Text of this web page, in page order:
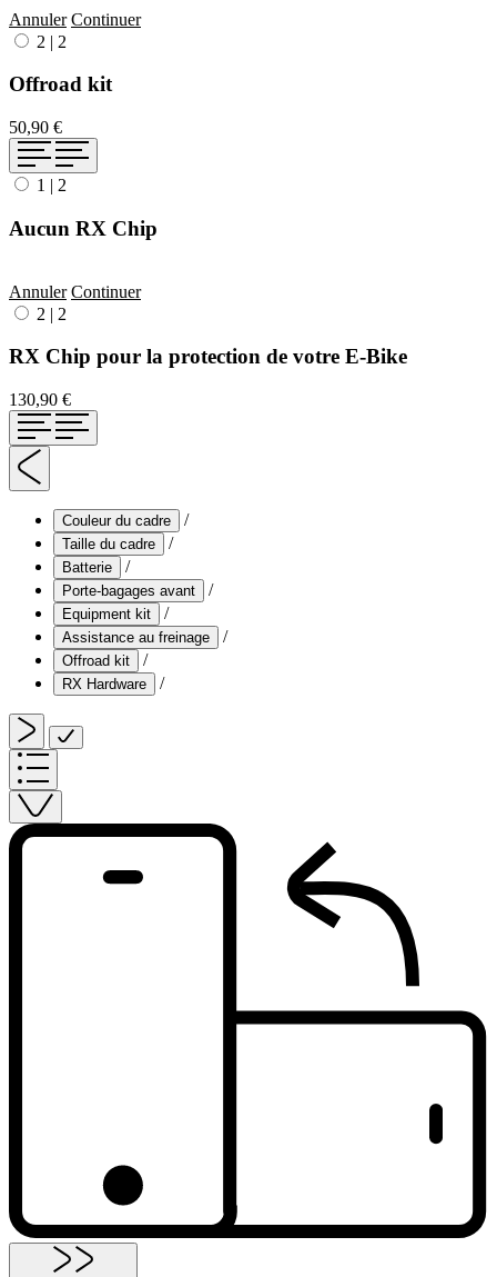
Annuler Continuer
2 | 2
Offroad kit
50,90 €
1 | 2
Aucun RX Chip
Annuler Continuer
2 | 2
RX Chip pour la protection de votre E-Bike
130,90 €
Couleur du cadre /
Taille du cadre /
Batterie /
Porte-bagages avant /
Equipment kit /
Assistance au freinage /
Offroad kit /
RX Hardware /